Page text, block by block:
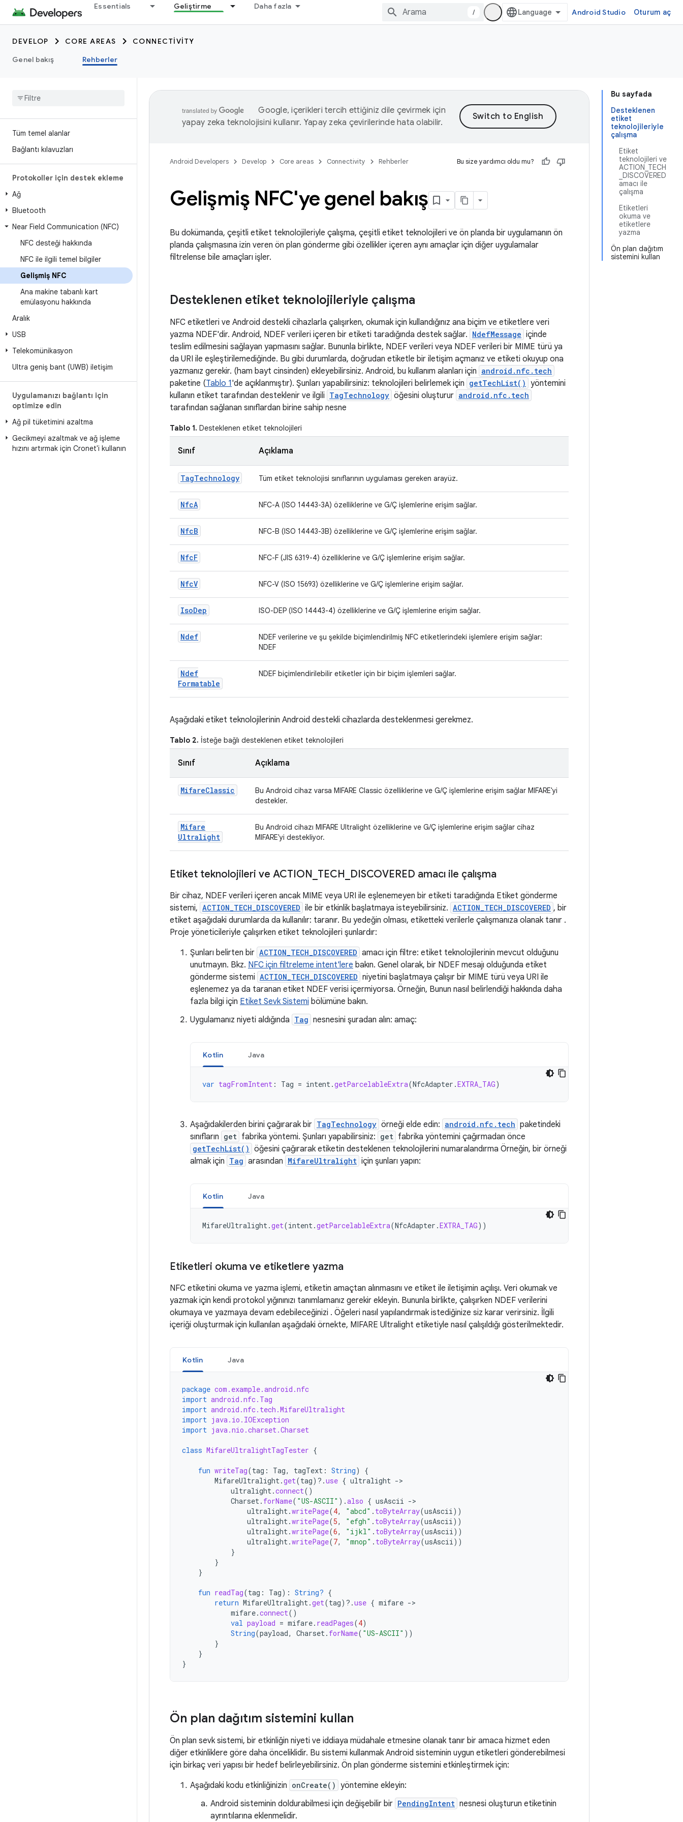
Essentials Geliştirme Daha fazla
/ Android Studio Oturum aç
DEVELOP CORE AREAS
CONNECTIVITY
Genel bakış
Rehberler
Tüm temel alanlar
Bağlantı kılavuzları
Protokoller için destek ekleme
Ağ
Bluetooth
Near Field Communication (NFC)
NFC desteği hakkında
NFC ile ilgili temel bilgiler
Gelişmiş NFC
Ana makine tabanlı kart
emülasyonu hakkında
Aralık
USB
Telekomünikasyon
Ultra geniş bant (UWB) iletişim
Uygulamanızı bağlantı için
optimize edin
Ağ pil tüketimini azaltma
Gecikmeyi azaltmak ve ağ işleme
hızını artırmak için Cronet'i kullanın
Bu sayfada
Desteklenen
etiket
teknolojileriyle
çalışma
Etiket
teknolojileri ve
ACTION_TECH
_DISCOVERED
amacı ile
çalışma
Etiketleri
okuma ve
etiketlere
yazma
Ön plan dağıtım
sistemini kullan
Google, içerikleri tercih ettiğiniz dile çevirmek için
yapay zeka teknolojisini kullanır. Yapay zeka çevirilerinde hata olabilir.
Android Developers Develop Core areas Connectivity Rehberler Bu size yardımcı oldu mu?
Gelişmiş NFC'ye genel bakış
Bu dokümanda, çeşitli etiket teknolojileriyle çalışma, çeşitli etiket teknolojileri ve ön planda bir uygulamanın ön
planda çalışmasına izin veren ön plan gönderme gibi özellikler içeren aynı amaçlar için diğer uygulamalar
filtrelense bile amaçları işler.
Desteklenen etiket teknolojileriyle çalışma
NFC etiketleri ve Android destekli cihazlarla çalışırken, okumak için kullandığınız ana biçim ve etiketlere veri
yazma NDEF'dir. Android, NDEF verileri içeren bir etiketi taradığında destek sağlar. NdefMessage içinde
teslim edilmesini sağlayan yapmasını sağlar. Bununla birlikte, NDEF verileri veya NDEF verileri bir MIME türü ya
da URI ile eşleştirilemediğinde. Bu gibi durumlarda, doğrudan etiketle bir iletişim açmanız ve etiketi okuyup ona
yazmanız gerekir. (ham bayt cinsinden) ekleyebilirsiniz. Android, bu kullanım alanları için android.nfc.tech
paketine (Tablo 1'de açıklanmıştır). Şunları yapabilirsiniz: teknolojileri belirlemek için getTechList() yöntemini
kullanın etiket tarafından desteklenir ve ilgili TagTechnology öğesini oluşturur android.nfc.tech
tarafından sağlanan sınıflardan birine sahip nesne
Tablo 1. Desteklenen etiket teknolojileri
Sınıf Açıklama
TagTechnology Tüm etiket teknolojisi sınıflarının uygulaması gereken arayüz.
NfcA NFC-A (ISO 14443-3A) özelliklerine ve G/Ç işlemlerine erişim sağlar.
NfcB NFC-B (ISO 14443-3B) özelliklerine ve G/Ç işlemlerine erişim sağlar.
NfcF NFC-F (JIS 6319-4) özelliklerine ve G/Ç işlemlerine erişim sağlar.
NfcV NFC-V (ISO 15693) özelliklerine ve G/Ç işlemlerine erişim sağlar.
IsoDep ISO-DEP (ISO 14443-4) özelliklerine ve G/Ç işlemlerine erişim sağlar.
Ndef
NDEF verilerine ve şu şekilde biçimlendirilmiş NFC etiketlerindeki işlemlere erişim sağlar:
NDEF
Ndef
Formatable
NDEF biçimlendirilebilir etiketler için bir biçim işlemleri sağlar.
Aşağıdaki etiket teknolojilerinin Android destekli cihazlarda desteklenmesi gerekmez.
Tablo 2. İsteğe bağlı desteklenen etiket teknolojileri
Sınıf Açıklama
MifareClassic
Bu Android cihaz varsa MIFARE Classic özelliklerine ve G/Ç işlemlerine erişim sağlar MIFARE'yi
destekler.
Mifare
Ultralight
Bu Android cihazı MIFARE Ultralight özelliklerine ve G/Ç işlemlerine erişim sağlar cihaz
MIFARE'yi destekliyor.
Etiket teknolojileri ve ACTION TECH DISCOVERED amacı ile çalışma
Bir cihaz, NDEF verileri içeren ancak MIME veya URI ile eşlenemeyen bir etiketi taradığında Etiket gönderme
sistemi, ACTION_TECH_DISCOVERED ile bir etkinlik başlatmaya isteyebilirsiniz. ACTION_TECH_DISCOVERED , bir
etiket aşağıdaki durumlarda da kullanılır: taranır. Bu yedeğin olması, etiketteki verilerle çalışmanıza olanak tanır .
Proje yöneticileriyle çalışırken etiket teknolojileri şunlardır:
Şunları belirten bir ACTION_TECH_DISCOVERED amacı için filtre: etiket teknolojilerinin mevcut olduğunu
unutmayın. Bkz. NFC için filtreleme intent'lere bakın. Genel olarak, bir NDEF mesajı olduğunda etiket
gönderme sistemi ACTION_TECH_DISCOVERED niyetini başlatmaya çalışır bir MIME türü veya URI ile
eşlenemez ya da taranan etiket NDEF verisi içermiyorsa. Örneğin, Bunun nasıl belirlendiği hakkında daha
fazla bilgi için Etiket Sevk Sistemi bölümüne bakın.
Uygulamanız niyeti aldığında Tag nesnesini şuradan alın: amaç:
Kotlin Java
var tagFromIntent : Tag = intent.getParcelableExtra(NfcAdapter .EXTRA_TAG)
Aşağıdakilerden birini çağırarak bir TagTechnology örneği elde edin: android.nfc.tech paketindeki
sınıfların get fabrika yöntemi. Şunları yapabilirsiniz: get fabrika yöntemini çağırmadan önce
getTechList() öğesini çağırarak etiketin desteklenen teknolojilerini numaralandırma Örneğin, bir örneği
almak için Tag arasından MifareUltralight için şunları yapın:
Kotlin Java
MifareUltralight.get(intent.getParcelableExtra(NfcAdapter .EXTRA_TAG))
Etiketleri okuma ve etiketlere yazma
NFC etiketini okuma ve yazma işlemi, etiketin amaçtan alınmasını ve etiket ile iletişimin açılışı. Veri okumak ve
yazmak için kendi protokol yığınınızı tanımlamanız gerekir ekleyin. Bununla birlikte, çalışırken NDEF verilerini
okumaya ve yazmaya devam edebileceğinizi . Öğeleri nasıl yapılandırmak istediğinize siz karar verirsiniz. İlgili
içeriği oluşturmak için kullanılan aşağıdaki örnekte, MIFARE Ultralight etiketiyle nasıl çalışıldığı gösterilmektedir.
Kotlin Java
package com.example.android.nfc
import android.nfc.Tag
import android.nfc.tech.MifareUltralight
import java.io.IOException
import java.nio.charset.Charset
class MifareUltralightTagTester {
fun writeTag(tag : Tag, tagText : String)
{
MifareUltralight.get(tag) ?.use { ultralight -
ultralight.connect()
Charset. forName( "US-ASCII" ).also { usAscii -
ultralight.writePage(4, "abcd" . toByteArray(usAscii))
ultralight.writePage(5, "efgh" . toByteArray(usAscii))
ultralight.writePage(6, "ijkl" . toByteArray(usAscii))
ultralight.writePage(7, "mnop" . toByteArray(usAscii))
}
}
}
fun readTag(tag : Tag): String? {
return MifareUltralight.get(tag) ?.use { mifare -
mifare.connect()
val payload = mifare. readPages(4)
String(payload, Charset. forName( "US-ASCII" ))
}
}
}
Ön plan dağıtım sistemini kullan
Ön plan sevk sistemi, bir etkinliğin niyeti ve iddiaya müdahale etmesine olanak tanır bir amaca hizmet eden
diğer etkinliklere göre daha önceliklidir. Bu sistemi kullanmak Android sisteminin uygun etiketleri gönderebilmesi
için birkaç veri yapısı bir hedef belirleyebilirsiniz. Ön plan gönderme sistemini etkinleştirmek için:
Aşağıdaki kodu etkinliğinizin onCreate() yöntemine ekleyin:
Android sisteminin doldurabilmesi için değişebilir bir PendingIntent nesnesi oluşturun etiketinin
ayrıntılarına eklenmelidir.